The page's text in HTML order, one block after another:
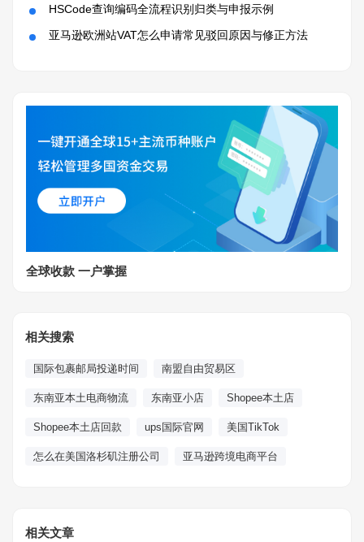
HSCode查询编码全流程识别归类与申报示例
亚马逊欧洲站VAT怎么申请常见驳回原因与修正方法
全球收款 一户掌握
相关搜索
国际包裹邮局投递时间 南盟自由贸易区
东南亚本土电商物流 东南亚小店 Shopee本土店
Shopee本土店回款 ups国际官网 美国TikTok
怎么在美国洛杉矶注册公司 亚马逊跨境电商平台
相关文章